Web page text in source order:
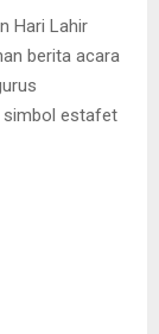
Hari Lahir
berita acara
simbol estafet